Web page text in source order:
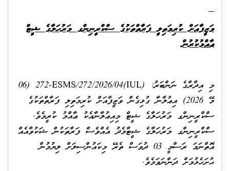
ވަޒީފާއަށް ކުރިމަތިލީ ފަރާތްތަކުގެ ސްކްރީނިންގ މަރުހަލާގެ ޝީޓް
ޢާއްމުކުރުން
މި އިދާރާގެ ނަންބަރު: (IUL)272-ESMS/272/2026/04 (06
މޭ 2026) އިޢުލާނާ ގުޅިގެން ވަޒީފާއަށް ކުރިމަތިލި ފަރާތްތަކުގެ
ސްކްރީނިންގ މަރުހަލާގެ ޝީޓް މިއިޢުލާނާއެކު ޢާއްމު ކުރީމެވެ.
ސްކްރީނިންގ މަރުހަލާގެ ޝީޓާމެދު އެއްވެސް ފަރާތަކުން ޝަކުވާއެއް
އޮތްނަމަ ރަސްމީ 03 ދުވަސް ތެރޭ މިކައުންސިލަށް ލިޔުމުން
ޙުށަހެޅުމަށް ދަންނަވަމެވެ.